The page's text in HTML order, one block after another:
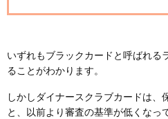
いずれもブラックカードと呼ばれる
ることがわかります。
しかしダイナースクラブカードは、
と、以前より審査の基準が低くなっ